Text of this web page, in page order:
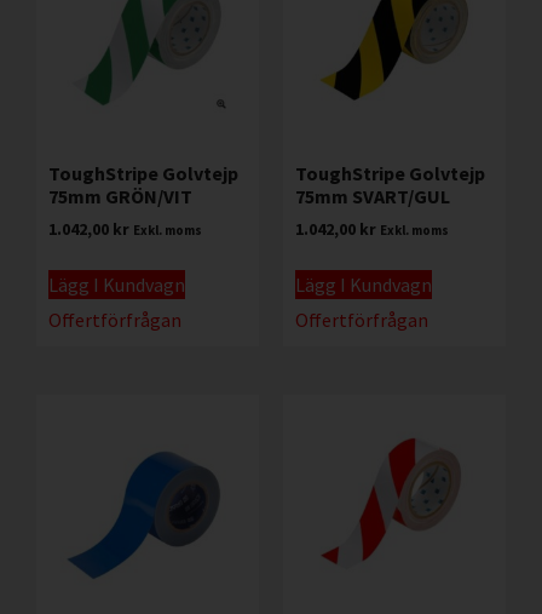
ToughStripe Golvtejp
75mm GRÖN/VIT
1.042,00 kr Exkl. moms
Lägg I Kundvagn
Offertförfrågan
ToughStripe Golvtejp
75mm SVART/GUL
1.042,00 kr Exkl. moms
Lägg I Kundvagn
Offertförfrågan